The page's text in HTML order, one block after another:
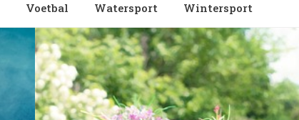
Voetbal Watersport Wintersport